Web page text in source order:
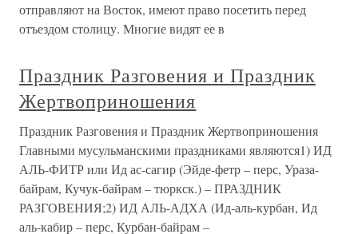
отправляют на Восток, имеют право посетить перед
отъездом столицу. Многие видят ее в
Праздник Разговения и Праздник
Жертвоприношения
Праздник Разговения и Праздник Жертвоприношения
Главными мусульманскими праздниками являются1) ИД
АЛЬ-ФИТР или Ид ас-сагир (Эйде-фетр – перс, Ураза-
байрам, Кучук-байрам – тюркск.) – ПРАЗДНИК
РАЗГОВЕНИЯ;2) ИД АЛЬ-АДХА (Ид-аль-курбан, Ид
аль-кабир – перс, Курбан-байрам –